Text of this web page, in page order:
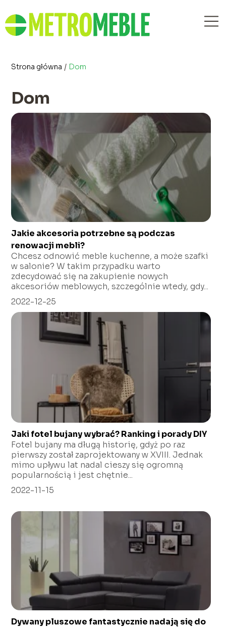
Strona główna / Dom
Dom
Jakie akcesoria potrzebne są podczas
renowacji mebli?
Chcesz odnowić meble kuchenne, a może szafki
w salonie? W takim przypadku warto
zdecydować się na zakupienie nowych
akcesoriów meblowych, szczególnie wtedy, gdy...
2022-12-25
Jaki fotel bujany wybrać? Ranking i porady DIY
Fotel bujany ma długą historię, gdyż po raz
pierwszy został zaprojektowany w XVIII. Jednak
mimo upływu lat nadal cieszy się ogromną
popularnością i jest chętnie...
2022-11-15
Dywany pluszowe fantastycznie nadają się do